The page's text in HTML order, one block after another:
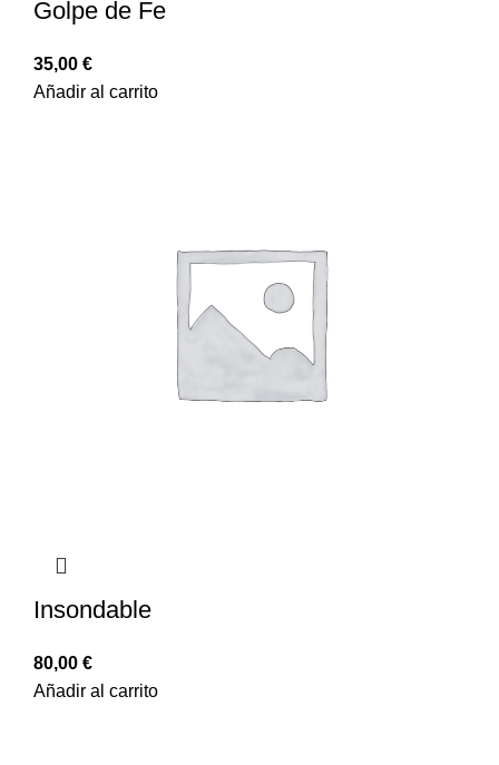
Golpe de Fe
35,00 €
Añadir al carrito
Insondable
80,00 €
Añadir al carrito